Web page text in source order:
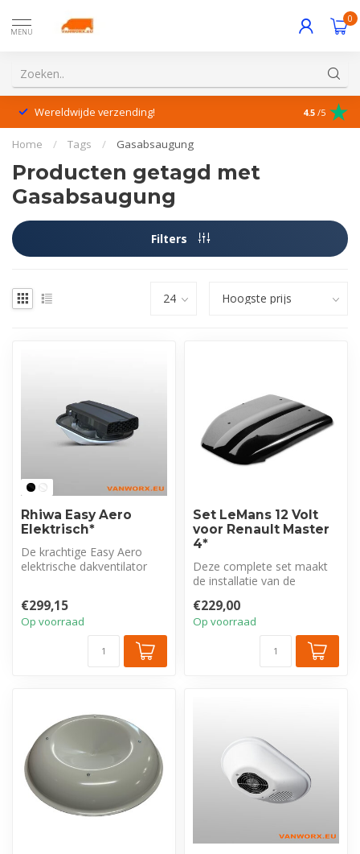
MENU
0
Wereldwijde verzending! 4.5 /5
Home / Tags / Gasabsaugung
Producten getagd met
Gasabsaugung
Filters
Rhiwa Easy Aero
Elektrisch*
De krachtige Easy Aero
elektrische dakventilator
€299,15
Op voorraad
Set LeMans 12 Volt
voor Renault Master
4*
Deze complete set maakt
de installatie van de
elektrische d...
€229,00
Op voorraad